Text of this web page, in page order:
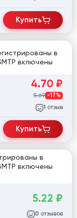
Купить
в
включены
4.70 ₽
5.69 -17%
1 отзыв
Купить
в
включены
5.22 ₽
0 отзывов